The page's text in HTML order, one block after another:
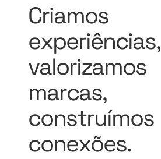
Criamos
experiências,
valorizamos
marcas,
construímos
conexões.